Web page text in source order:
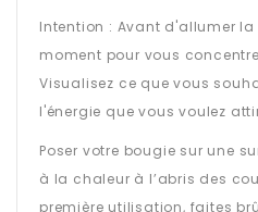
Intention : Avant d'allumer la
moment pour vous
Visualisez ce que vous
l'énergie que vous voulez
Poser votre bougie sur une
à la chaleur à l’abris des
première utilisation, faites